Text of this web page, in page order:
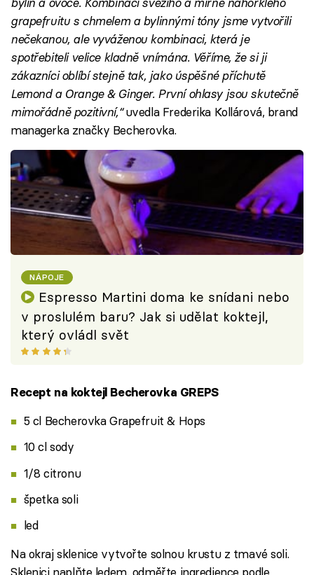
grapefruitu s chmelem a bylinnými tóny jsme vytvořili
nečekanou, ale vyváženou kombinaci, která je
spotřebiteli velice kladně vnímána. Věříme, že si ji
zákazníci oblíbí stejně tak, jako úspěšné příchutě
Lemond a Orange & Ginger. První ohlasy jsou skutečně
mimořádně pozitivní,“uvedla Frederika Kollárová, brand
managerka značky Becherovka.
NÁPOJE
Espresso Martini doma ke snídani nebo
v proslulém baru? Jak si udělat koktejl,
který ovládl svět
Recept na koktejl Becherovka GREPS
5 cl Becherovka Grapefruit & Hops
10 cl sody
1/8 citronu
špetka soli
led
Na okraj sklenice vytvořte solnou krustu z tmavé soli.
Sklenici naplňte ledem, odměřte ingredience podle